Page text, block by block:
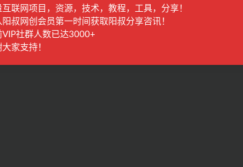
互联网项目，资源，技术，教程，工具，分享！
阳叔网创会员第一时间获取阳叔分享咨讯！
VIP社群人数已达3000+
家支持！